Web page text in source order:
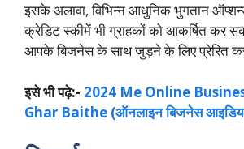
इसके अलावा, विभिन्न आधुनिक भुगतान
क्रेडिट स्कीमें भी ग्राहकों को आकर्षित कर
आपके बिजनेस के साथ जुड़ने के लिए प्रेरित
इसे भी पढ़े:- 2024 Me Online
Ghar Baithe (ऑनलाइन बिजनेस